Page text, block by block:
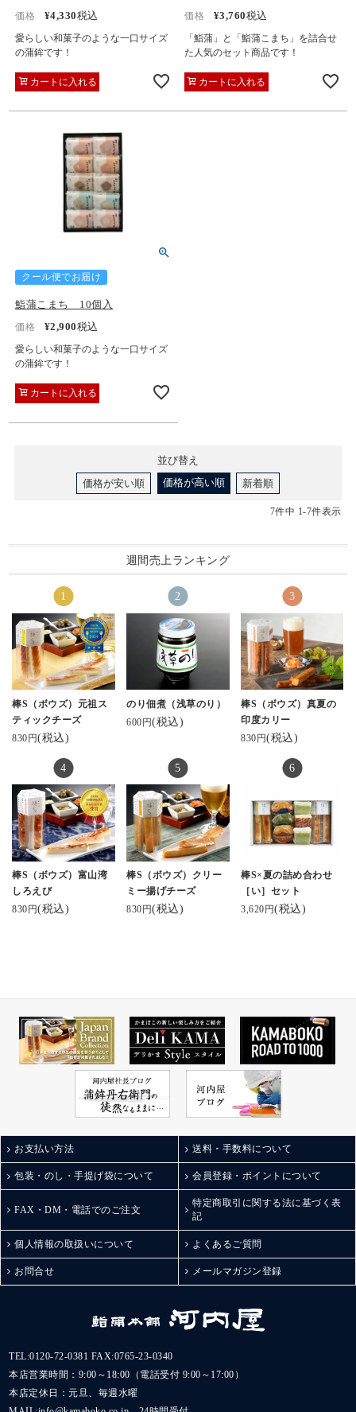
価格 ¥4,330税込
愛らしい和菓子のような一口サイズ
の蒲鉾です！
カートに入れる
価格 ¥3,760税込
「鮨蒲」と「鮨蒲こまち」を詰合せ
た人気のセット商品です！
カートに入れる
クール便でお届け
鮨蒲こまち 10個入
価格 ¥2,900税込
愛らしい和菓子のような一口サイズ
の蒲鉾です！
カートに入れる
並び替え
価格が安い順
価格が高い順 新着順
7件中 1-7件表示
週間売上ランキング
棒S（ボウズ）元祖ス
ティックチーズ
830円(税込)
のり佃煮（浅草のり）
600円(税込)
棒S（ボウズ）真夏の
印度カリー
830円(税込)
棒S（ボウズ）富山湾
しろえび
830円(税込)
棒S（ボウズ）クリー
ミー揚げチーズ
830円(税込)
棒S×夏の詰め合わせ
［い］セット
3,620円(税込)
お支払い方法 送料・手数料について
包装・のし・手提げ袋について 会員登録・ポイントについて
FAX・DM・電話でのご注文
特定商取引に関する法に基づく表
記
個人情報の取扱いについて よくあるご質問
お問合せ メールマガジン登録
TEL:0120-72-0381 FAX:0765-23-0340
本店営業時間：9:00～18:00（電話受付 9:00～17:00）
本店定休日：元旦、毎週水曜